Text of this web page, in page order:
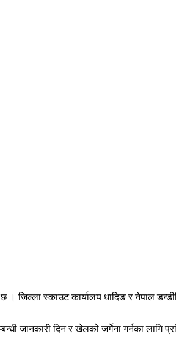
। जिल्ला स्काउट कार्यालय धादिङ र नेपाल
जानकारी दिन र खेलको जर्गेना गर्नका लागि